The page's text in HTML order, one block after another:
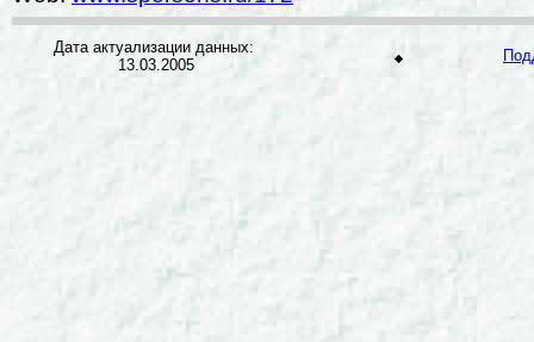
Дата актуализации данных:
13.03.2005